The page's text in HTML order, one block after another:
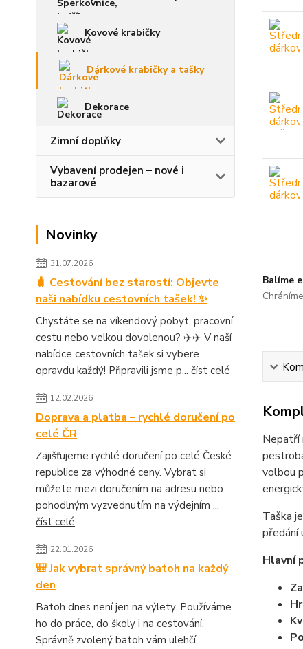
Kovové krabičky
Dárkové krabičky a tašky
Dekorace
Zimní doplňky
Vybavení prodejen – nové i
bazarové
Novinky
31.07.2026
🧳 Cestování bez starostí: Objevte
naši nabídku cestovních tašek! ✨
Chystáte se na víkendový pobyt, pracovní
cestu nebo velkou dovolenou? ✈️✈️ V naší
nabídce cestovních tašek si vybere
opravdu každý! Připravili jsme p... číst celé
12.02.2026
Doprava a platba – rychlé doručení po
celé ČR
Zajišťujeme rychlé doručení po celé České
republice za výhodné ceny. Vybrat si
můžete mezi doručením na adresu nebo
pohodlným vyzvednutím na výdejním ...
číst celé
22.01.2026
🎒 Jak vybrat správný batoh na každý
den
Batoh dnes není jen na výlety. Používáme
ho do práce, do školy i na cestování.
Správně zvolený batoh vám ulehčí
Balíme
Nepatří
volbou
Taška
předání
Hlavní